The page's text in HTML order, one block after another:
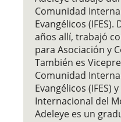
Comunidad
Evangélicos
años allí, trabajó
para Asociación y
También es
Comunidad
Evangélicos (IFES)
Internacional del
Adeleye es un